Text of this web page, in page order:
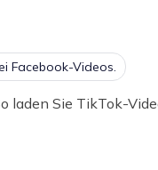
Facebook-Videos.
laden Sie TikTok-